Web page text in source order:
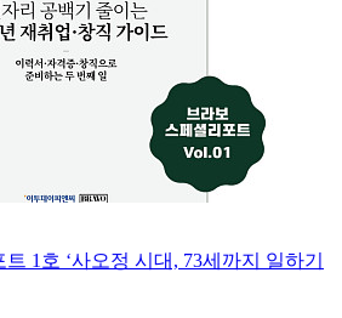
1호 ‘사오정 시대, 73세까지 일하기